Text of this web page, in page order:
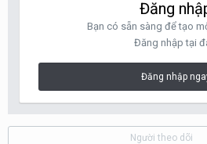
Đăng
Bạn có sẵn sàng để tạo
Đăng nhập tại
Đăng nhập
Người theo dõi